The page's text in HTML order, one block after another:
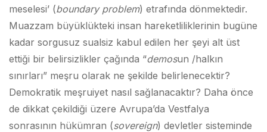
meselesi’ (boundary problem) etrafında dönmektedir.
Muazzam büyüklükteki insan hareketliliklerinin bugüne
kadar sorgusuz sualsiz kabul edilen her şeyi alt üst
ettiği bir belirsizlikler çağında “demosun /halkın
sınırları” meşru olarak ne şekilde belirlenecektir?
Demokratik meşruiyet nasıl sağlanacaktır? Daha önce
de dikkat çekildiği üzere Avrupa’da Vestfalya
sonrasının hükümran (sovereign) devletler sisteminde